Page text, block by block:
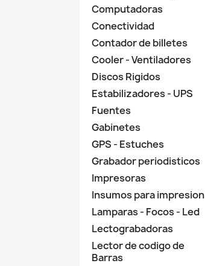
Computadoras
Conectividad
Contador de billetes
Cooler - Ventiladores
Discos Rigidos
Estabilizadores - UPS
Fuentes
Gabinetes
GPS - Estuches
Grabador periodisticos
Impresoras
Insumos para impresion
Lamparas - Focos - Led
Lectograbadoras
Lector de codigo de
Barras